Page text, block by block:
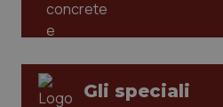
Gli speciali
_ga